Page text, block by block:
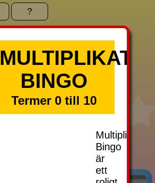
?
BINGO
Termer 0 till 10
Bingo
är
ett